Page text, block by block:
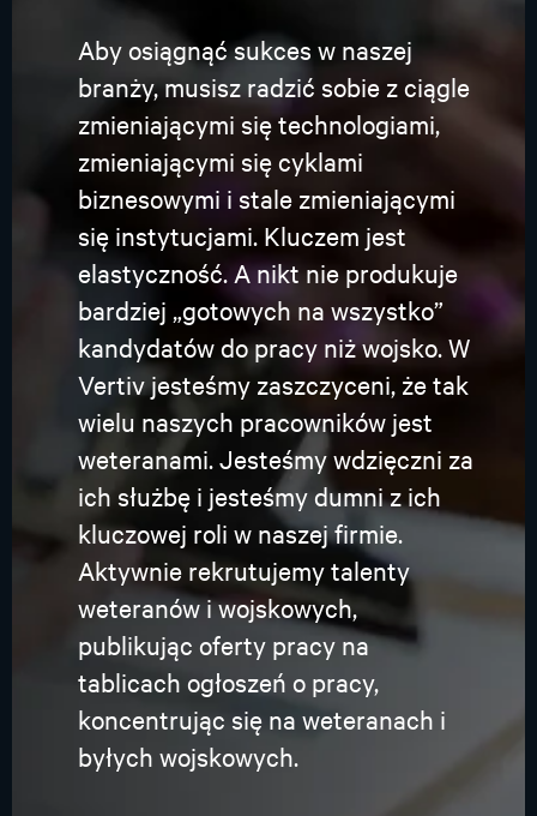
Aby osiągnąć sukces w naszej
branży, musisz radzić sobie z ciągle
zmieniającymi się technologiami,
zmieniającymi się cyklami
biznesowymi i stale zmieniającymi
się instytucjami. Kluczem jest
elastyczność. A nikt nie produkuje
bardziej „gotowych na wszystko”
kandydatów do pracy niż wojsko. W
Vertiv jesteśmy zaszczyceni, że tak
wielu naszych pracowników jest
weteranami. Jesteśmy wdzięczni za
ich służbę i jesteśmy dumni z ich
kluczowej roli w naszej firmie.
Aktywnie rekrutujemy talenty
weteranów i wojskowych,
publikując oferty pracy na
tablicach ogłoszeń o pracy,
koncentrując się na weteranach i
byłych wojskowych.